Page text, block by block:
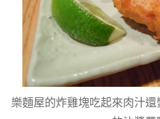
樂麵屋的炸雞塊吃起來肉汁